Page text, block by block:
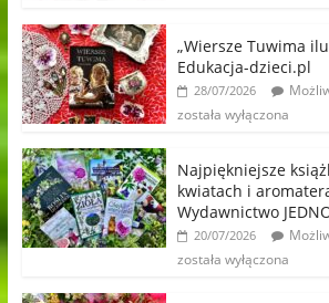
„Wiersze Tuwima
Edukacja-dzieci.pl
28/07/2026
została wyłączona
Najpiękniejsze
kwiatach i
Wydawnictwo
20/07/2026
została wyłączona